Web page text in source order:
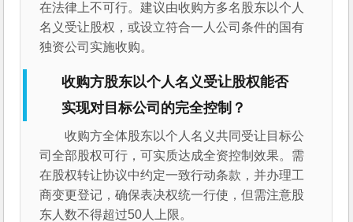
在法律上不可行。建议由收购方多名股东以个人
名义受让股权，或设立符合一人公司条件的国有
独资公司实施收购。
收购方股东以个人名义受让股权能否
实现对目标公司的完全控制？
收购方全体股东以个人名义共同受让目标公
司全部股权可行，可实质达成全资控制效果。需
在股权转让协议中约定一致行动条款，并办理工
商变更登记，确保表决权统一行使，但需注意股
东人数不得超过50人上限。